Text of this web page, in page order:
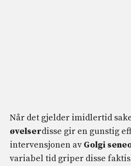
Når det gjelder imidlertid
øvelserdisse gir en gunstig
intervensjonen av Golgi
variabel tid griper disse